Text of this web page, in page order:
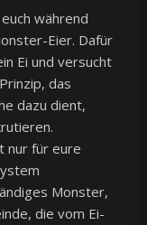
während
Eier. Dafür
Ei und versucht
das
dazu dient,
nur für eure
Monster,
die vom Ei-